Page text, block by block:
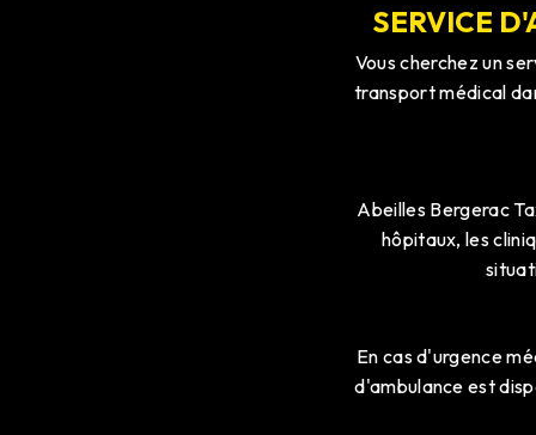
SERVICE
Vous cherchez un
transport médical
Abeilles Bergerac
hôpitaux, les
En cas d'urgence
d'ambulance est